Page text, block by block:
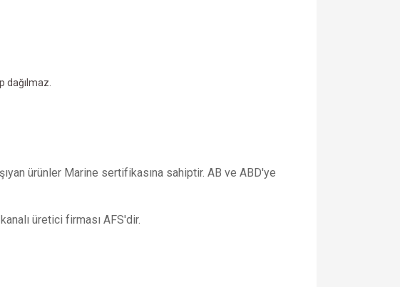
dağılmaz.
ürünler Marine sertifikasına sahiptir. AB ve ABD'ye
üretici firması AFS'dir.